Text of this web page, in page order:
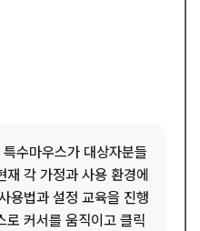
수마우스가 대상자분들
각 가정과 사용 환경에
용법과 설정 교육을 진행
로 커서를 움직이고 클릭